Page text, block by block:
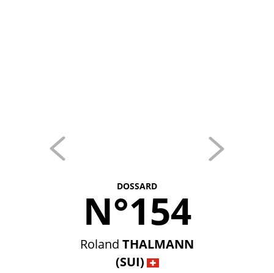
DOSSARD
N°154
Roland THALMANN
(SUI)